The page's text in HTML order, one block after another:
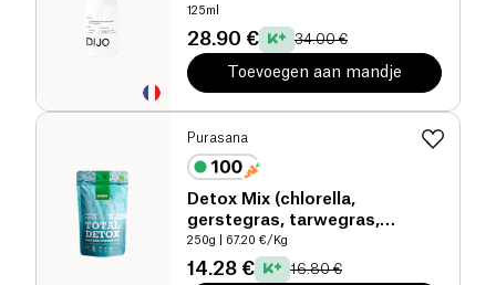
125ml
28.90 € 34.00 €
Toevoegen aan mandje
Purasana
Detox Mix (chlorella,
gerstegras, tarwegras,
lucuma, spirulina, cacao) bio
250g | 67.20 €/Kg
14.28 € 16.80 €